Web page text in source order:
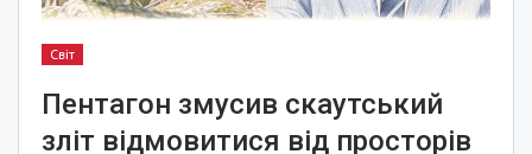
Світ
Пентагон змусив скаутський
зліт відмовитися від просторів